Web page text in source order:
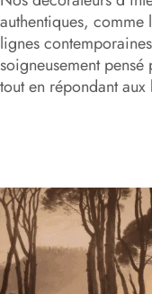
authentiques,
lignes
soigneusement pensé
tout en répondant